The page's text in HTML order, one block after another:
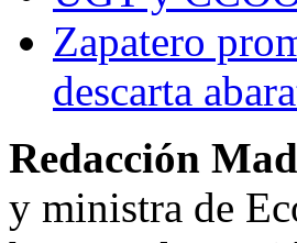
Zapatero
descarta
Redacción
y ministra de